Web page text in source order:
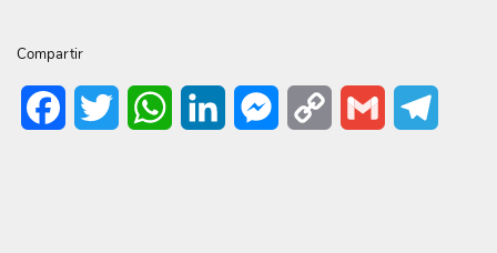
Compartir
FacebookTwitter WhatsAppLinkedIn Messenger
Copy
Gmail